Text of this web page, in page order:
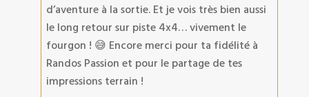
d’aventure à la sortie. Et je vois très bien aussi
le long retour sur piste 4x4… vivement le
fourgon ! 😅 Encore merci pour ta fidélité à
Randos Passion et pour le partage de tes
impressions terrain !